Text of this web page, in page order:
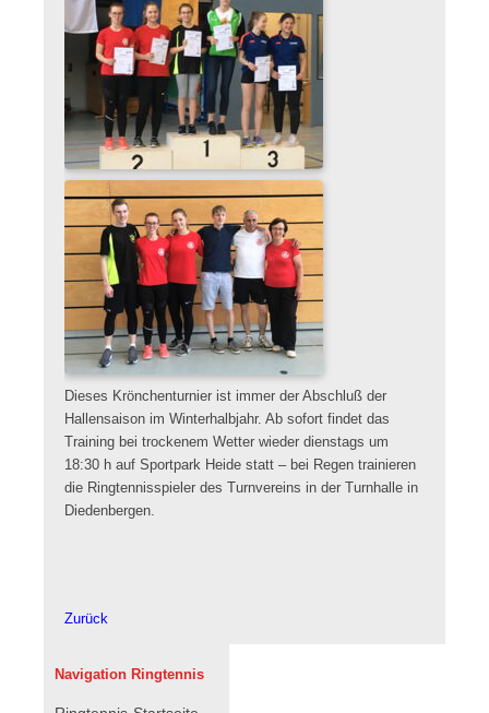
Dieses Krönchenturnier ist immer der Abschluß der
Hallensaison im Winterhalbjahr. Ab sofort findet das
Training bei trockenem Wetter wieder dienstags um
18:30 h auf Sportpark Heide statt – bei Regen trainieren
die Ringtennisspieler des Turnvereins in der Turnhalle in
Diedenbergen.
Zurück
Navigation Ringtennis